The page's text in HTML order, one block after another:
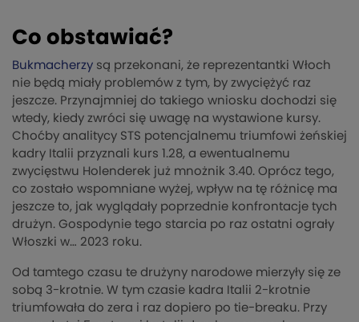
Co obstawiać?
Bukmacherzy są przekonani, że reprezentantki Włoch
nie będą miały problemów z tym, by zwyciężyć raz
jeszcze. Przynajmniej do takiego wniosku dochodzi się
wtedy, kiedy zwróci się uwagę na wystawione kursy.
Choćby analitycy STS potencjalnemu triumfowi żeńskiej
kadry Italii przyznali kurs 1.28, a ewentualnemu
zwycięstwu Holenderek już mnożnik 3.40. Oprócz tego,
co zostało wspomniane wyżej, wpływ na tę różnicę ma
jeszcze to, jak wyglądały poprzednie konfrontacje tych
drużyn. Gospodynie tego starcia po raz ostatni ograły
Włoszki w… 2023 roku.
Od tamtego czasu te drużyny narodowe mierzyły się ze
sobą 3-krotnie. W tym czasie kadra Italii 2-krotnie
triumfowała do zera i raz dopiero po tie-breaku. Przy